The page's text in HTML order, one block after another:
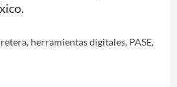
, herramientas digitales, PASE,